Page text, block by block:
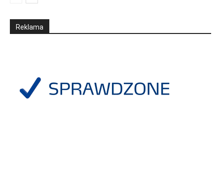
Reklama